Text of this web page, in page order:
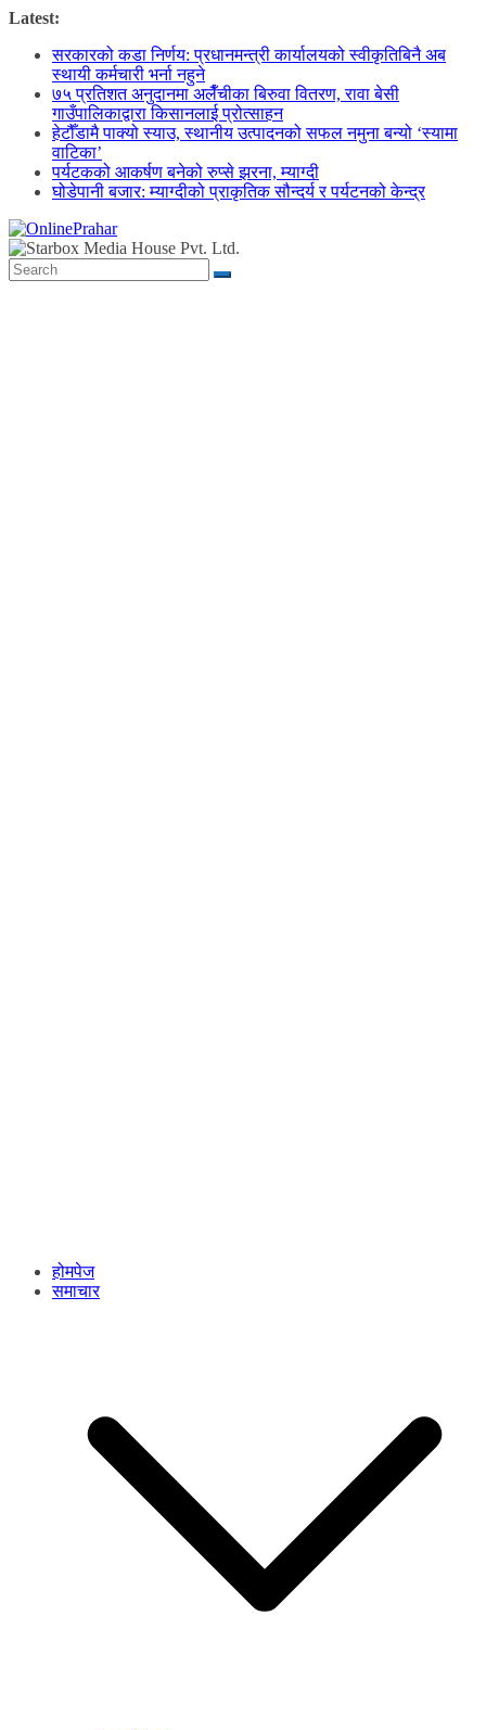
Skip
content
Latest:
सरकारको कडा निर्णय: प्रधानमन्त्री कार्यालयको स्वीकृतिबिनै अब
स्थायी कर्मचारी भर्ना नहुने
७५ प्रतिशत अनुदानमा अलैँचीका बिरुवा वितरण, रावा बेसी
गाउँपालिकाद्वारा किसानलाई प्रोत्साहन
हेटौँडामै पाक्यो स्याउ, स्थानीय उत्पादनको सफल नमुना बन्यो ‘स्यामा
वाटिका’
पर्यटकको आकर्षण बनेको रुप्से झरना, म्याग्दी
घोडेपानी बजार: म्याग्दीको प्राकृतिक सौन्दर्य र पर्यटनको केन्द्र
होमपेज
समाचार